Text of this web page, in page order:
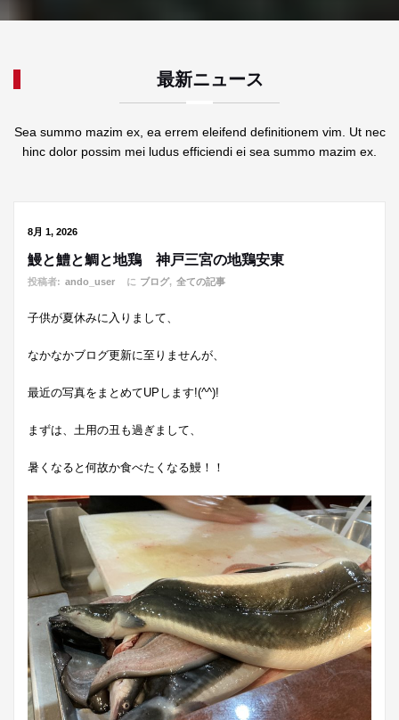
最新ニュース
Sea summo mazim ex, ea errem eleifend definitionem vim. Ut nec
hinc dolor possim mei ludus efficiendi ei sea summo mazim ex.
8月 1, 2026
鰻と鱧と鯛と地鶏 神戸三宮の地鶏安東
投稿者: ando_user に ブログ, 全ての記事
子供が夏休みに入りまして、
なかなかブログ更新に至りませんが、
最近の写真をまとめてUPします!(^^)!
まずは、土用の丑も過ぎまして、
暑くなると何故か食べたくなる鰻！！